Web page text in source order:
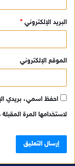
البريد الإلكتروني *
الموقع الإلكتروني
احفظ اسمي، بريدي
لاستخدامها المرة